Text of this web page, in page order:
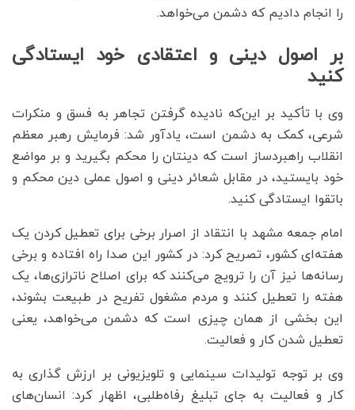
را انجام دادیم که دشمن می‌خواهد.
بر اصول دینی و اعتقادی خود ایستادگی
کنید
وی با تأکید بر این‌که نادیده گرفتن تجاهر به فسق و منکرات
شرعی، کمک به دشمن است، یادآور شد: فرمایش رهبر معظم
انقلاب راهبردساز است که دینتان را محکم بگیرید و بر مواضع
خود بایستید، در مقابل شعائر دینی و اصول عملی دین محکم و
باتقوا ایستادگی کنید.
امام جمعه مشهد با انتقاد از اصرار برخی برای تعطیل کردن یک
هفته‌ای کشور، تصریح کرد: در کشور این صدا راه افتاده و برخی
رسانه‌ها نیز آن را ترویج می‌کنند که برای اصلاح ناترازی‌ها، یک
هفته را تعطیل کنند و مردم مشغول تفریح در طبیعت بشوند،
این بخشی از همان چیزی است که دشمن می‌خواهد، یعنی
تعطیل شدن کار و فعالیت.
وی بر توجه تولیدات سینمایی و تلویزیونی بر ارزش گذاری به
کار و فعالیت به جای تبلیغ رفاه‌طلبی، اظهار کرد: انسان‌های